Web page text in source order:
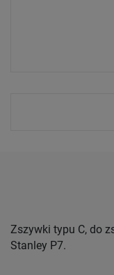
Zszywki typu C, do
Stanley P7.